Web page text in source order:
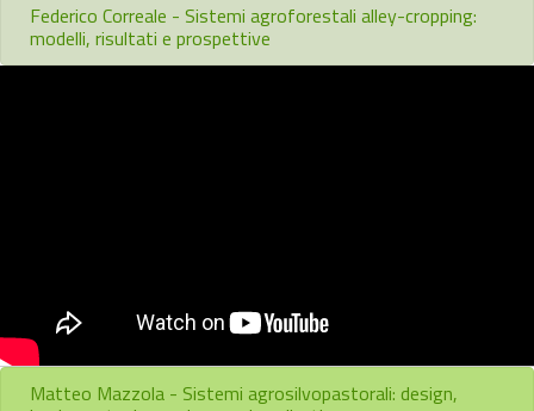
Federico Correale - Sistemi agroforestali alley-cropping:
modelli, risultati e prospettive
Matteo Mazzola - Sistemi agrosilvopastorali: design,